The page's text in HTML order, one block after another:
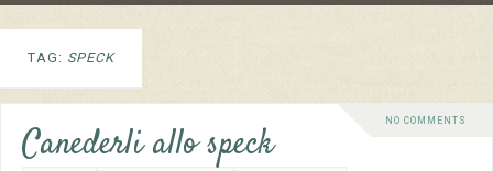
TAG: SPECK
NO COMMENTS
Canederli allo speck